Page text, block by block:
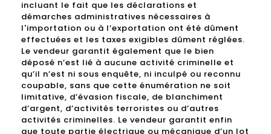
incluant le fait que les déclarations et
démarches administratives nécessaires à
l'importation ou à l’exportation ont été dûment
effectuées et les taxes exigibles dûment réglées.
Le vendeur garantit également que le bien
déposé n’est lié à aucune activité criminelle et
qu’il n’est ni sous enquête, ni inculpé ou reconnu
coupable, sans que cette énumération ne soit
limitative, d’évasion fiscale, de blanchiment
d’argent, d’activités terroristes ou d’autres
activités criminelles. Le vendeur garantit enfin
que toute partie électrique ou mécanique d’un lot